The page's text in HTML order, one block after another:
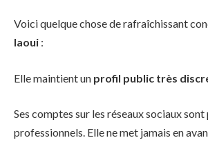
Voici quelque chose de rafraîchissant
laoui :
Elle maintient un profil public très
Ses comptes sur les réseaux sociaux
professionnels. Elle ne met jamais en